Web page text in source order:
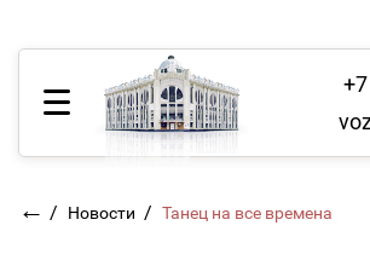
← / Новости / Танец на все времена